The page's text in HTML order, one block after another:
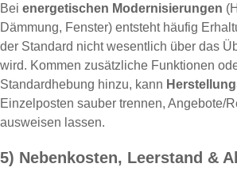
Bei energetischen Modernisierungen
Dämmung, Fenster) entsteht häufig
der Standard nicht wesentlich über das
wird. Kommen zusätzliche Funktionen
Standardhebung hinzu, kann
Einzelposten sauber trennen, Angebote/
ausweisen lassen.
5) Nebenkosten, Leerstand &